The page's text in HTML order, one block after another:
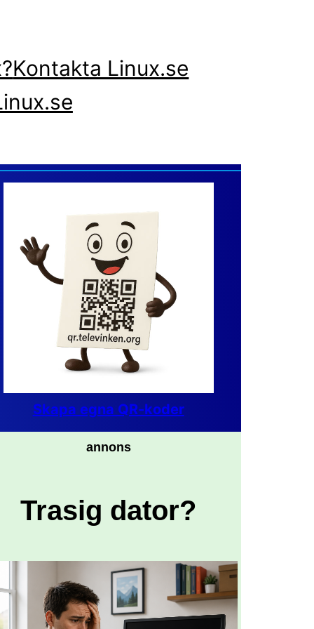
Kontakta Linux.se
Skapa egna QR-koder
annons
Trasig dator?